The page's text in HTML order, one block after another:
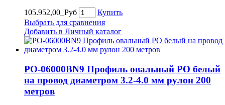
105.952,00_Руб
Купить
Выбрать для сравнения
Добавить в Личный каталог
PO-06000BN9 Профиль овальный PO белый
на провод диаметром 3.2-4.0 мм рулон 200
метров